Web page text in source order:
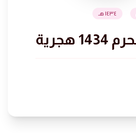
١٤٣٤ هـ